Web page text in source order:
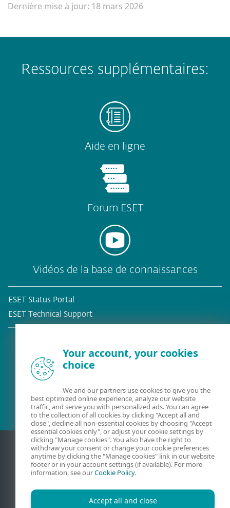
Dernière mise à jour: 18 mars 2026
Ressources supplémentaires:
Aide en ligne
Forum ESET
Vidéos de la base de connaissances
ESET Status Portal
ESET Technical Support
Your account, your cookies
choice
We and our partners use cookies to give you the
best optimized online experience, analyze our website
traffic, and serve you with personalized ads. You can agree
to the collection of all cookies by clicking "Accept all and
close", decline all non-essential cookies by choosing "Accept
essential cookies only", or adjust your cookie settings by
clicking "Manage cookies". You also have the right to
withdraw your consent or change your cookie preferences
anytime by clicking the "Manage cookies" link in our website
footer or in your account settings (if available). For more
information, see ourCookie Policy.
Accept all and close